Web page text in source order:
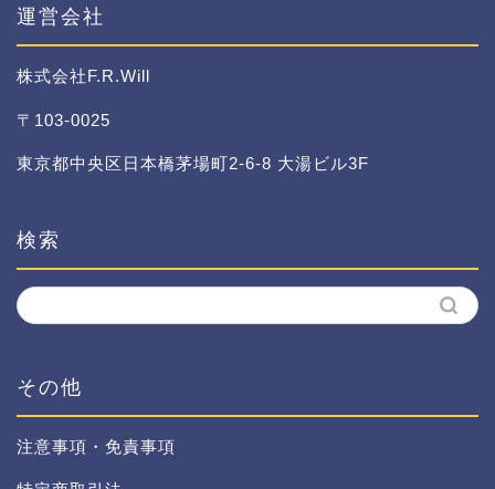
ー
運営会社
株式会社F.R.Will
〒103-0025
東京都中央区日本橋茅場町2-6-8 大湯ビル3F
検索
その他
注意事項・免責事項